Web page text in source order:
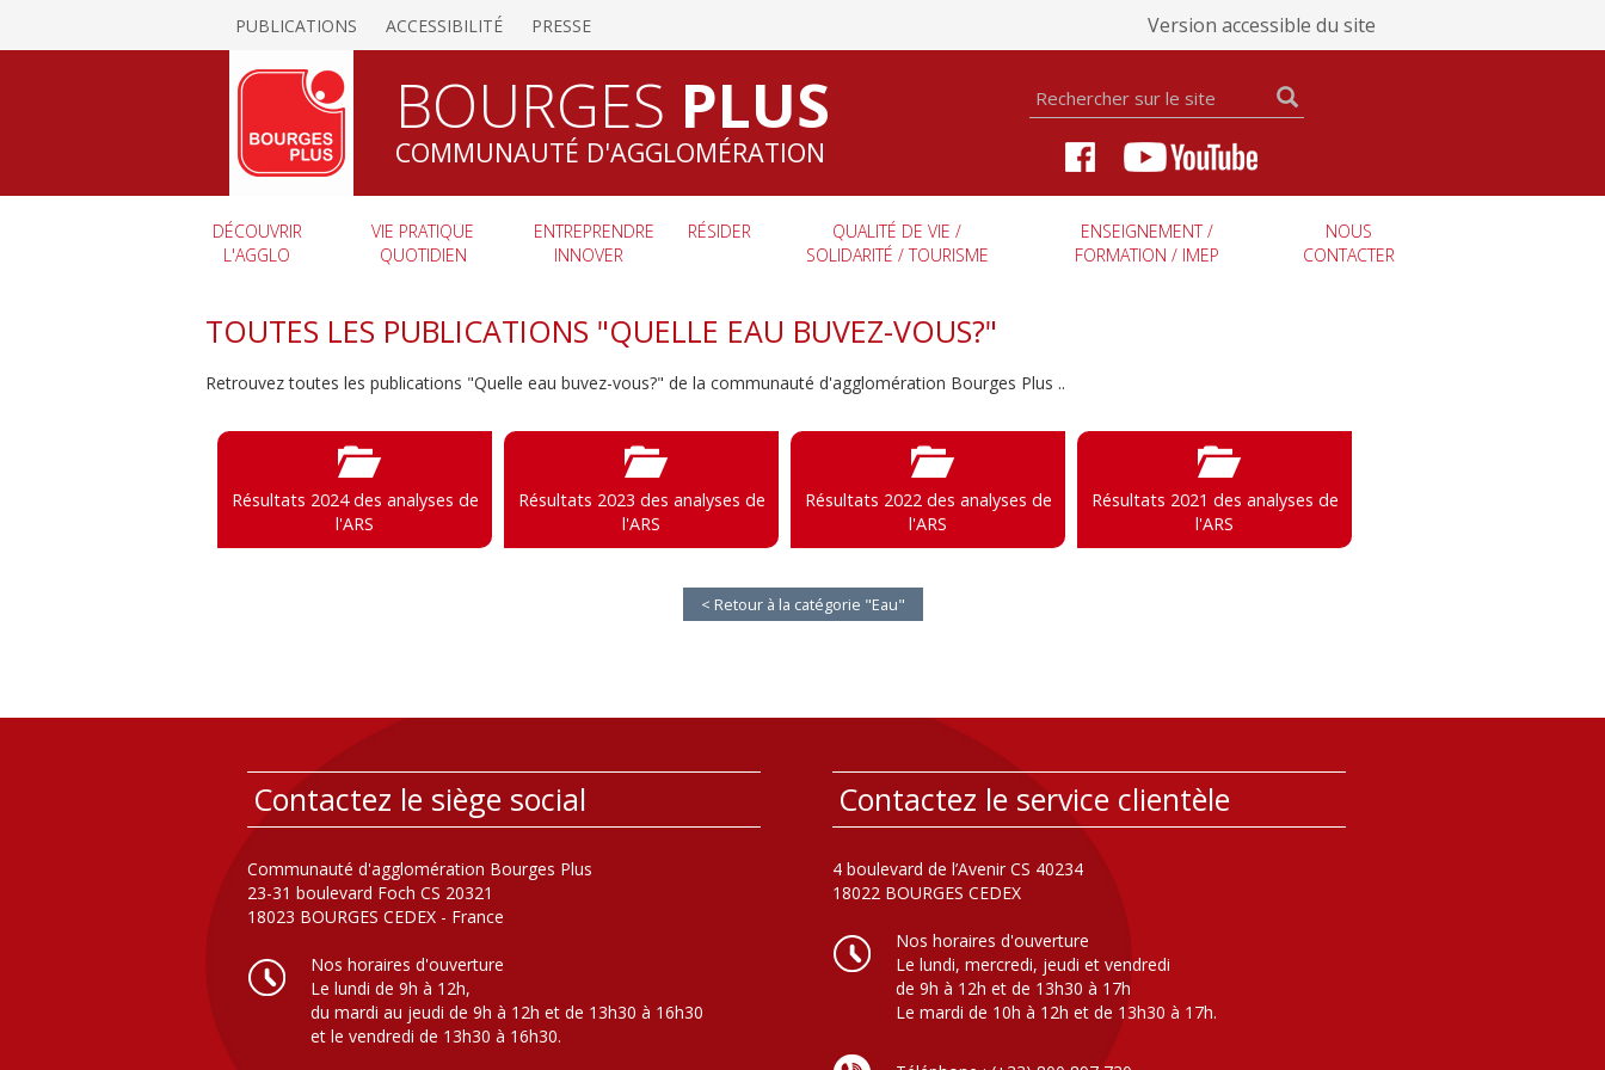
PUBLICATIONS ACCESSIBILITÉ PRESSE Version accessible du site
BOURGES PLUS
COMMUNAUTÉ D'AGGLOMÉRATION
DÉCOUVRIR
L'AGGLO
VIE PRATIQUE
QUOTIDIEN
ENTREPRENDRE
INNOVER
RÉSIDER
QUALITÉ DE VIE /
SOLIDARITÉ / TOURISME
ENSEIGNEMENT /
FORMATION / IMEP
NOUS
CONTACTER
TOUTES LES PUBLICATIONS "QUELLE EAU BUVEZ-VOUS?"
Retrouvez toutes les publications "Quelle eau buvez-vous?" de la communauté d'agglomération Bourges Plus ..
Résultats 2024 des analyses de
l'ARS
Résultats 2023 des analyses de
l'ARS
Résultats 2022 des analyses de
l'ARS
Résultats 2021 des analyses de
l'ARS
< Retour à la catégorie "Eau"
Contactez le siège social
Communauté d'agglomération Bourges Plus
23-31 boulevard Foch CS 20321
18023 BOURGES CEDEX - France
Nos horaires d'ouverture
Le lundi de 9h à 12h,
du mardi au jeudi de 9h à 12h et de 13h30 à 16h30
et le vendredi de 13h30 à 16h30.
Contactez le service clientèle
4 boulevard de l’Avenir CS 40234
18022 BOURGES CEDEX
Nos horaires d'ouverture
Le lundi, mercredi, jeudi et vendredi
de 9h à 12h et de 13h30 à 17h
Le mardi de 10h à 12h et de 13h30 à 17h.